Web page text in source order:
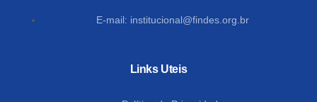
E-mail: institucional@findes.org.br
Links Uteis